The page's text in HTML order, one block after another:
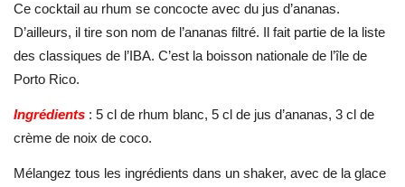
Ce cocktail au rhum se concocte avec du jus d’ananas.
D’ailleurs, il tire son nom de l’ananas filtré. Il fait partie de la liste
des classiques de l’IBA. C’est la boisson nationale de l’île de
Porto Rico.
Ingrédients : 5 cl de rhum blanc, 5 cl de jus d’ananas, 3 cl de
crème de noix de coco.
Mélangez tous les ingrédients dans un shaker, avec de la glace